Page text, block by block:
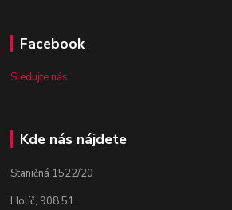
Facebook
Sledujte nás
Kde nás nájdete
Staničná 1522/20
Holíč, 908 51